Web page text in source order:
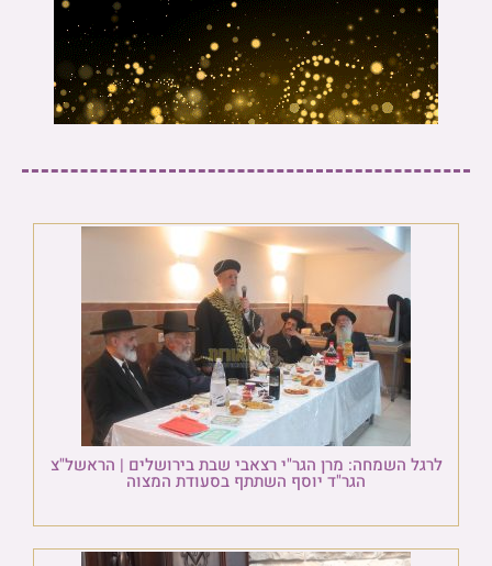
לרגל השמחה: מרן הגר"י רצאבי שבת בירושלים | הראשל"צ
הגר"ד יוסף השתתף בסעודת המצוה